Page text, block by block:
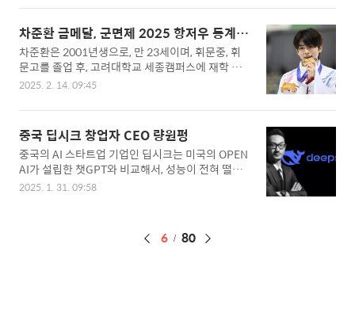
츠, 샌디에이고 파드리스 등 여러 팀을 거쳤습니
다. 특히 2018년부터 2022년까지 탬파베이 레이
스에서 주전 1루수로 활약하며 팀의 월드시리즈 진
출에 기여하는 등 전성기를 ..
정호 회장은 한진그룹 초대 회장인 조중훈과 김정일
의 5남매중 막내로 태어났습니다. 일단, 태어날때부
터 금수저였습니다. 4남매가 대한항공, 한진중공업
및 한진해운 등을 골고루 물려받았으며, 조정훈 회
장은 한진그룹의 계열사인 메리츠금융지주를 물려
받았습니다. 출생 : 1958년 10월 5일주소 : 서울시
구명진 (LG그룹 구자학전 회장의 딸)▣ 조정호 회
장 주식 재산 12조 원 2024년도 1월에만 해도 메리
츠금융지주 조정호 회장의 주식평가액은 5조 7천억
에 불과했습니..
차준환 금메달, 군면제 2025 항저우 동계
아시안게임
차준환은 2001년생으로, 만 23세이며, 휘문중, 휘
문고를 졸업 후, 고려대학교 세종캠퍼스에 재학 중
인 선수인데요, 차준환이 드리어 남자 피겨 스케이
쁘장하게 생긴 차준환에 대해서 자세히 알아보겠습
니다. ▣ 차준환 금메달 차준환은 2001년생으로, 2
015년인 중학생때부터 대한민국 남자 피겨 스케이
팅 국가대표로 활약을 하고 있는데요, 무려 10년 동
안 국가대표 생활을 하고 있는 한국의 남자 피겨 기
대주입니다. 차준환은 어렸을때부터 엄청난 미모로
환이 피겨 스케이트에 대한 욕심으로 인하여, 연예
계 데뷔는 하지 못했었죠 그럼, 차준환의 어린시절
2025. 2. 14. 09:45
중국 딥시크 창업자 CEO 량원펑
중국의 AI 스타트업 기업인 딥시크는 미국의 OPEN
AI가 설립한 챗GPT와 비교해서, 성능이 전혀 떨어
지지 않는 R1을 공개하면서, 전 세계가 딥시크에 대
▣ 딥시크 창업자 량원펑 중국의 AI 전문가인 량원
펑은 1985년생으로 만 40세이며, 중국 광동성에서
2025. 1. 31. 09:58
페
6 80